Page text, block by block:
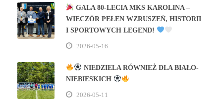
GALA 80‑LECIA MKS KAROLINA –
WIECZÓR PEŁEN WZRUSZEŃ, HISTORII
I SPORTOWYCH LEGEND!
2026-05-16
NIEDZIELA RÓWNIEŻ DLA BIAŁO-
NIEBIESKICH
2026-05-11